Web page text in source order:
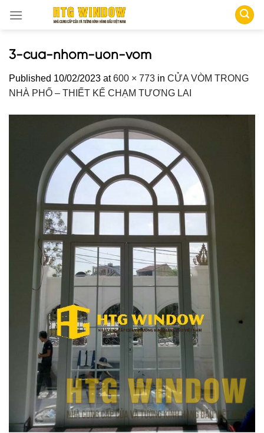
3-cua-nhom-uon-vom
Published 10/02/2023 at600 × 773 in CỬA VÒM TRONG
NHÀ PHỐ – THIẾT KẾ CHẠM TƯƠNG LAI